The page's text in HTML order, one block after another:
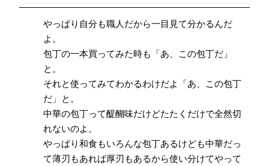
やっぱり自分も職人だから一目見て分かるんだ
よ。
包丁の一本買ってみた時も「あ、この包丁だ」
と。
それと使ってみてわかるわけだよ「あ、この包丁
だ」と。
中華の包丁って醍醐味だけどたたくだけで全然切
れないのよ。
やっぱり和食もいろんな包丁あるけども中華だっ
て薄刃もあれば厚刃もあるから使い分けてやって